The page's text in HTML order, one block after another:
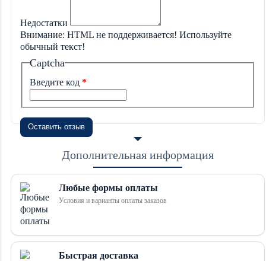
Недостатки
Внимание: HTML не поддерживается! Используйте
обычный текст!
Captcha
Введите код
Оставить отзыв
Дополнительная информация
Любые формы оплаты
Условия и варианты оплаты заказов
Быстрая доставка